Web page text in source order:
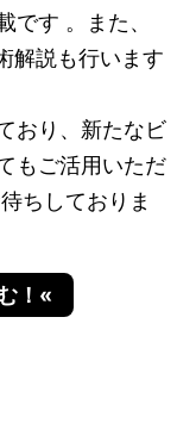
です 。また、
解説も行います
おり、新たなビ
もご活用いただ
ちしておりま
！«